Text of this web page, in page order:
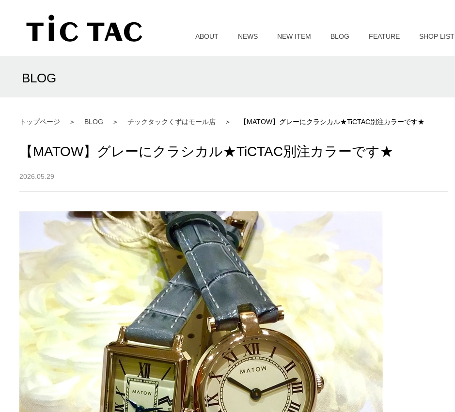
ABOUT NEWS NEW ITEM BLOG FEATURE SHOP LIST
トップページ BLOG チックタックくずはモール店 【MATOW】グレーにクラシカル★TiCTAC別注カラーです★
BLOG
【MATOW】グレーにクラシカル★TiCTAC別注カラーです★
2026.05.29